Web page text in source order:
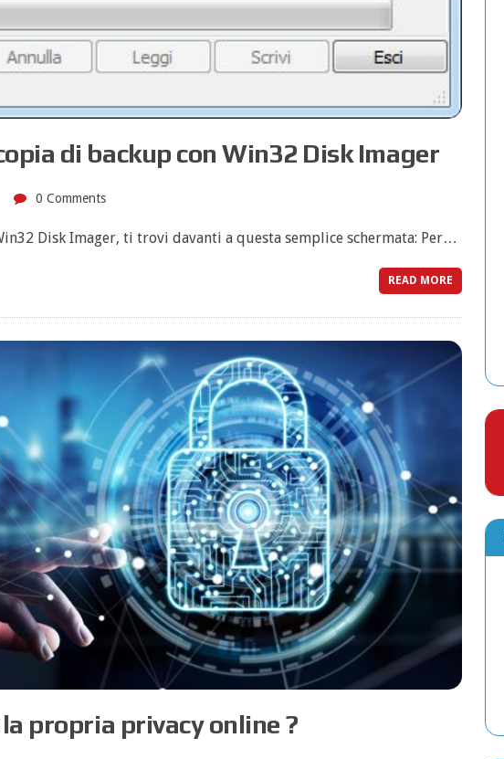
di backup con Win32 Disk Imager
0 Comments
Disk Imager, ti trovi davanti a questa semplice schermata: Per…
READ MORE
propria privacy online ?